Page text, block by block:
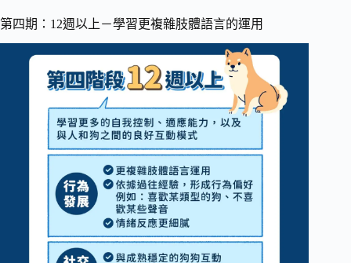
第四期：12週以上－學習更複雜肢體語言的運用